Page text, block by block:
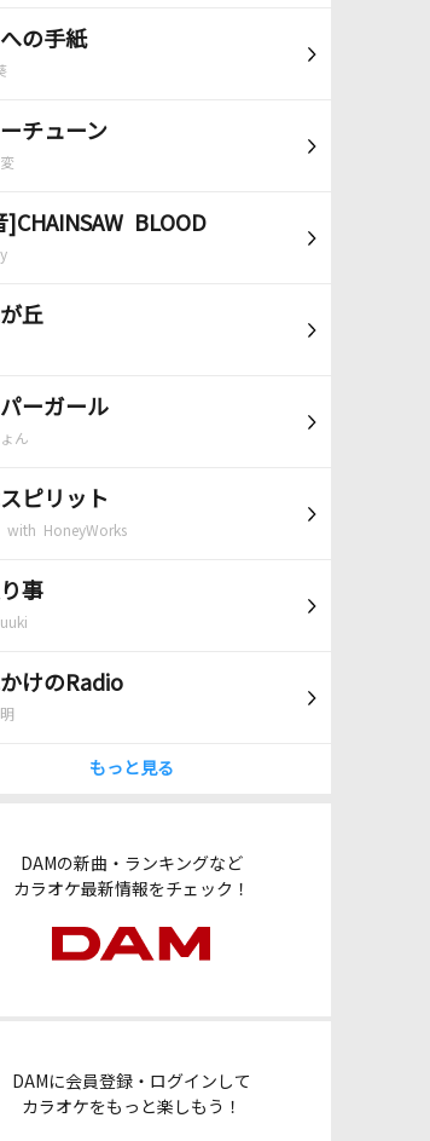
の手紙
チューン
]CHAINSAW BLOOD
丘
ーガール
ん
ピリット
with HoneyWorks
事
けのRadio
もっと見る
DAMの新曲・ランキングなど
カラオケ最新情報をチェック！
DAMに会員登録・ログインして
カラオケをもっと楽しもう！